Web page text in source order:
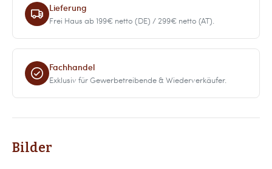
Lieferung
Frei Haus ab 199€ netto (DE) / 299€ netto (AT).
Fachhandel
Exklusiv für Gewerbetreibende & Wiederverkäufer.
Bilder